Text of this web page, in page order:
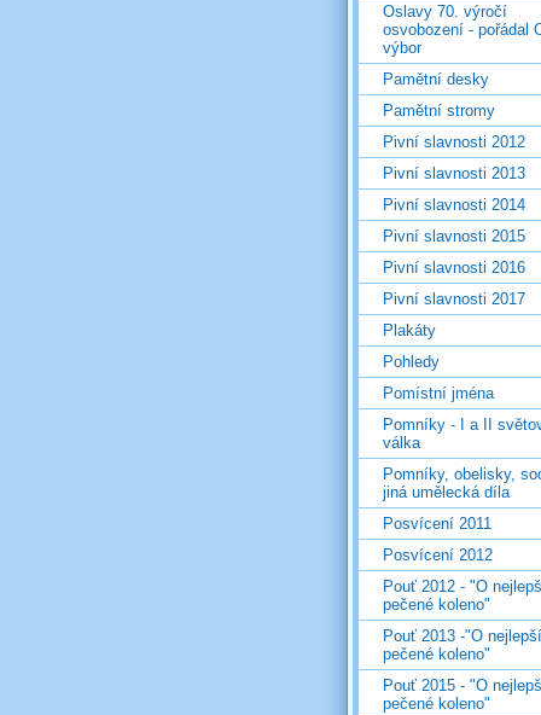
Oslavy 70. výročí
osvobození - pořádal
výbor
Pamětní desky
Pamětní stromy
Pivní slavnosti 2012
Pivní slavnosti 2013
Pivní slavnosti 2014
Pivní slavnosti 2015
Pivní slavnosti 2016
Pivní slavnosti 2017
Plakáty
Pohledy
Pomístní jména
Pomníky - I a II
válka
Pomníky, obelisky,
jiná umělecká díla
Posvícení 2011
Posvícení 2012
Pouť 2012 - "O
pečené koleno"
Pouť 2013 -"O nejlepší
pečené koleno"
Pouť 2015 - "O
pečené koleno"